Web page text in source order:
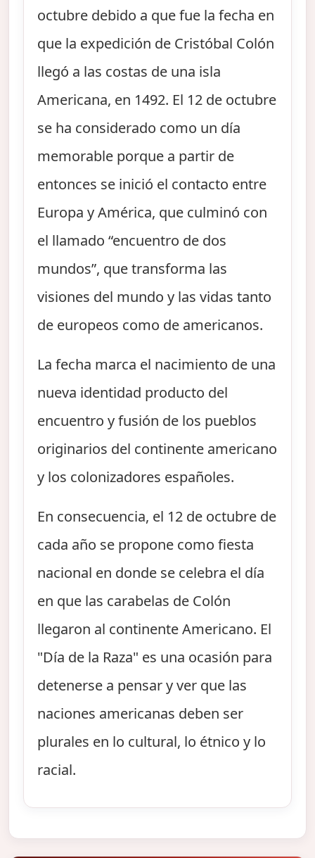
octubre debido a que fue la fecha en
que la expedición de Cristóbal Colón
llegó a las costas de una isla
Americana, en 1492. El 12 de octubre
se ha considerado como un día
memorable porque a partir de
entonces se inició el contacto entre
Europa y América, que culminó con
el llamado “encuentro de dos
mundos”, que transforma las
visiones del mundo y las vidas tanto
de europeos como de americanos.
La fecha marca el nacimiento de una
nueva identidad producto del
encuentro y fusión de los pueblos
originarios del continente americano
y los colonizadores españoles.
En consecuencia, el 12 de octubre de
cada año se propone como fiesta
nacional en donde se celebra el día
en que las carabelas de Colón
llegaron al continente Americano. El
"Día de la Raza" es una ocasión para
detenerse a pensar y ver que las
naciones americanas deben ser
plurales en lo cultural, lo étnico y lo
racial.